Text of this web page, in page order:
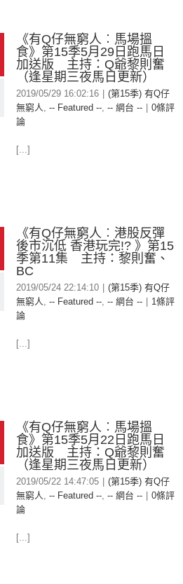
《有Q仔無窮人︰馬場搵
食》第15季5月29日跑馬日
加送版 主持：Q爺黎則奮
（逢星期三夜馬日更新）
2019/05/29 16:02:16
(第15季) 有Q仔
無窮人, -- Featured --, -- 網台 --
0條評
論
[...]
《有Q仔無窮人︰港股反彈
後市沉低 香港玩完!? 》第15
季第11集 主持：黎則奮、
BC
2019/05/24 22:14:10
(第15季) 有Q仔
無窮人, -- Featured --, -- 網台 --
1條評
論
[...]
《有Q仔無窮人︰馬場搵
食》第15季5月22日跑馬日
加送版 主持：Q爺黎則奮
（逢星期三夜馬日更新）
2019/05/22 14:47:05
(第15季) 有Q仔
無窮人, -- Featured --, -- 網台 --
0條評
論
[...]